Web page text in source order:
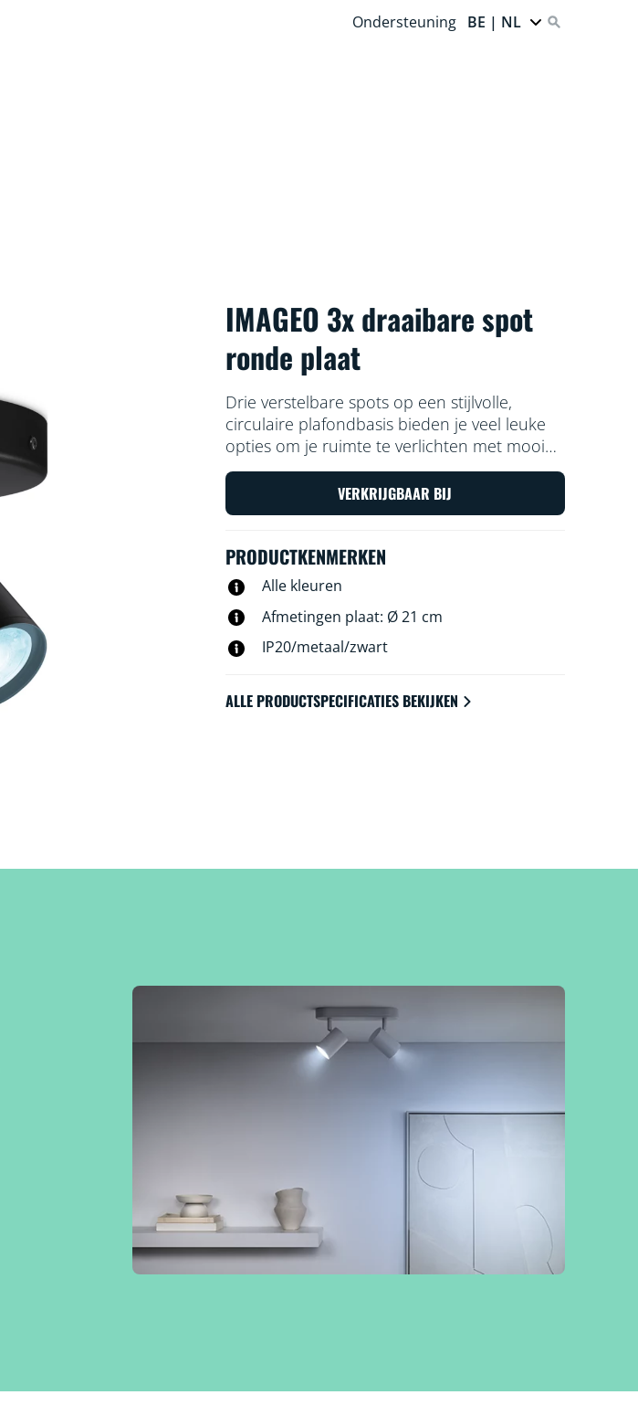
Ondersteuning BE | NL
IMAGEO 3x draaibare spot
ronde plaat
Drie verstelbare spots op een stijlvolle,
circulaire plafondbasis bieden je veel leuke
opties om je ruimte te verlichten met mooi
kleurrijk licht. Kies eenvoudig een lichtscène
voor een specifieke activiteit of laat de app al
het werk doen met geautomatiseerde
van het perfecte licht.
VERKRIJGBAAR BIJ
PRODUCTKENMERKEN
Alle kleuren
Afmetingen plaat: Ø 21 cm
IP20/metaal/zwart
ALLE PRODUCTSPECIFICATIES BEKIJKEN